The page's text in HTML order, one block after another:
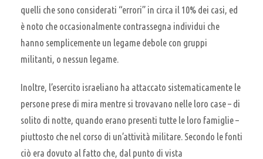
quelli che sono considerati “errori” in circa il 10% dei casi, ed
è noto che occasionalmente contrassegna individui che
hanno semplicemente un legame debole con gruppi
militanti, o nessun legame.
Inoltre, l’esercito israeliano ha attaccato sistematicamente le
persone prese di mira mentre si trovavano nelle loro case – di
solito di notte, quando erano presenti tutte le loro famiglie –
piuttosto che nel corso di un’attività militare. Secondo le fonti
ciò era dovuto al fatto che, dal punto di vista